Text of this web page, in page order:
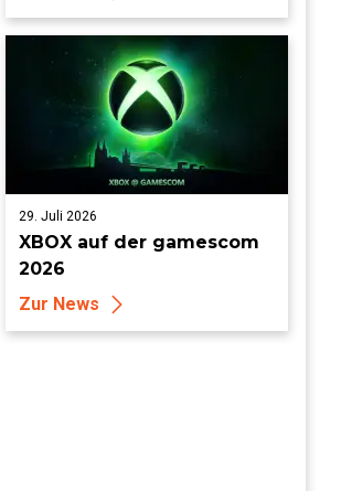
29. Juli 2026
XBOX auf der gamescom
2026
Zur News